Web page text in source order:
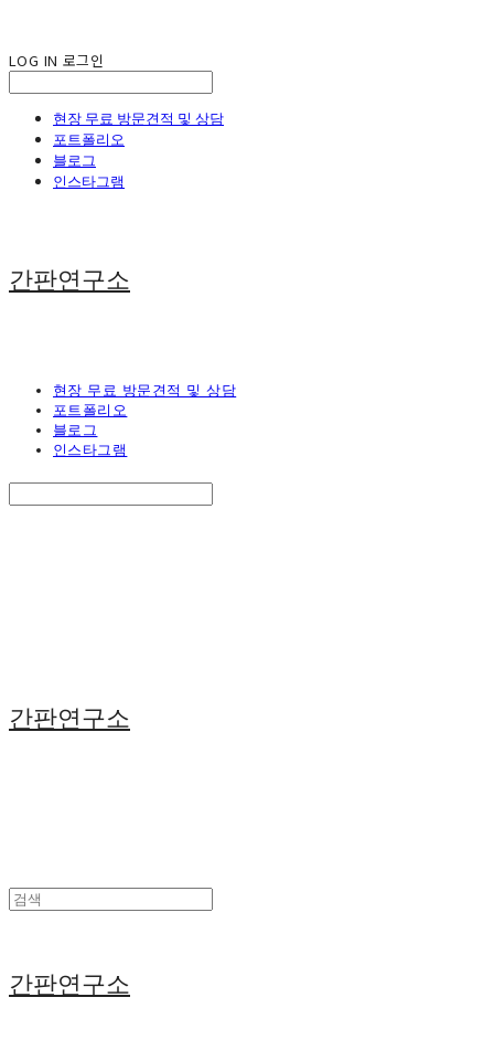
LOG IN 로그인
현장 무료 방문견적 및 상담
포트폴리오
블로그
인스타그램
간판연구소
현장 무료 방문견적 및 상담
포트폴리오
블로그
인스타그램
간판연구소
간판연구소